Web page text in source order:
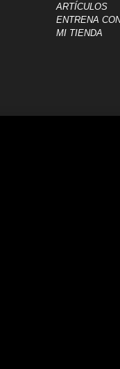
ARTÍCULOS
ENTRENA
MI TIENDA